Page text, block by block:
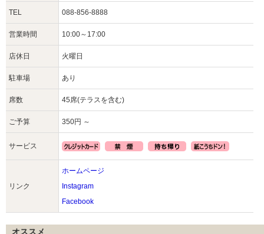
TEL 088-856-8888
営業時間 10:00～17:00
店休日 火曜日
駐車場 あり
席数 45席(テラスを含む)
ご予算 350円 ～
サービス
リンク
ホームページ
Instagram
Facebook
オススメ